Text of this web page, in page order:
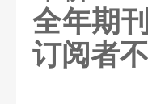
全年期
订阅者